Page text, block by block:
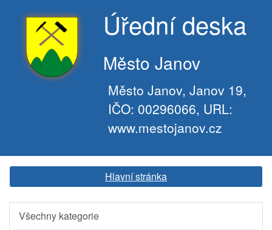
Úřední deska
Město Janov
Město Janov, Janov 19,
IČO: 00296066, URL:
www.mestojanov.cz
Hlavní stránka
Všechny kategorie